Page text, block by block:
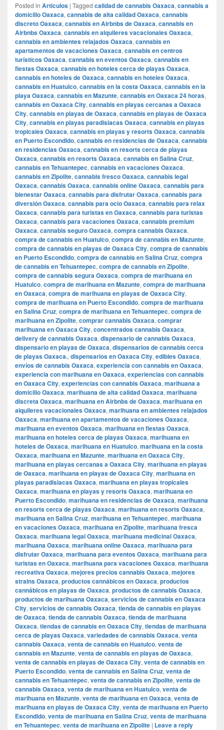
Posted in Articulos | Tagged calidad de cannabis Oaxaca, cannabis a
domicilio Oaxaca, cannabis de alta calidad Oaxaca, cannabis
discreto Oaxaca, cannabis en Airbnbs de Oaxaca, cannabis en
Airbnbs Oaxaca, cannabis en alquileres vacacionales Oaxaca,
cannabis en ambientes relajados Oaxaca, cannabis en
apartamentos de vacaciones Oaxaca, cannabis en centros
turísticos Oaxaca, cannabis en eventos Oaxaca, cannabis en
fiestas Oaxaca, cannabis en hoteles cerca de playas Oaxaca,
cannabis en hoteles de Oaxaca, cannabis en hoteles Oaxaca,
cannabis en Huatulco, cannabis en la costa Oaxaca, cannabis en la
playa Oaxaca, cannabis en Mazunte, cannabis en Oaxaca 24 horas,
cannabis en Oaxaca City, cannabis en playas cercanas a Oaxaca
City, cannabis en playas de Oaxaca, cannabis en playas de Oaxaca
City, cannabis en playas paradisiacas Oaxaca, cannabis en playas
tropicales Oaxaca, cannabis en playas y resorts Oaxaca, cannabis
en Puerto Escondido, cannabis en residencias de Oaxaca, cannabis
en residencias Oaxaca, cannabis en resorts cerca de playas
Oaxaca, cannabis en resorts Oaxaca, cannabis en Salina Cruz,
cannabis en Tehuantepec, cannabis en vacaciones Oaxaca,
cannabis en Zipolite, cannabis fresco Oaxaca, cannabis legal
Oaxaca, cannabis Oaxaca, cannabis online Oaxaca, cannabis para
bienestar Oaxaca, cannabis para disfrutar Oaxaca, cannabis para
diversión Oaxaca, cannabis para ocio Oaxaca, cannabis para relax
Oaxaca, cannabis para turistas en Oaxaca, cannabis para turistas
Oaxaca, cannabis para vacaciones Oaxaca, cannabis premium
Oaxaca, cannabis seguro Oaxaca, compra cannabis Oaxaca,
compra de cannabis en Huatulco, compra de cannabis en Mazunte,
compra de cannabis en playas de Oaxaca City, compra de cannabis
en Puerto Escondido, compra de cannabis en Salina Cruz, compra
de cannabis en Tehuantepec, compra de cannabis en Zipolite,
compra de cannabis segura Oaxaca, compra de marihuana en
Huatulco, compra de marihuana en Mazunte, compra de marihuana
en Oaxaca, compra de marihuana en playas de Oaxaca City,
compra de marihuana en Puerto Escondido, compra de marihuana
en Salina Cruz, compra de marihuana en Tehuantepec, compra de
marihuana en Zipolite, comprar cannabis Oaxaca, comprar
marihuana en Oaxaca City, concentrados cannabis Oaxaca,
delivery de cannabis Oaxaca, dispensario de cannabis Oaxaca,
dispensario en playas de Oaxaca, dispensarios de cannabis cerca
de playas Oaxaca., dispensarios en Oaxaca City, edibles Oaxaca,
envíos de cannabis Oaxaca, experiencia con cannabis en Oaxaca,
experiencia con marihuana en Oaxaca, experiencias con cannabis
en Oaxaca City, experiencias con cannabis Oaxaca, marihuana a
domicilio Oaxaca, marihuana de alta calidad Oaxaca, marihuana
discreta Oaxaca, marihuana en Airbnbs de Oaxaca, marihuana en
alquileres vacacionales Oaxaca, marihuana en ambientes relajados
Oaxaca, marihuana en apartamentos de vacaciones Oaxaca,
marihuana en eventos Oaxaca, marihuana en fiestas Oaxaca,
marihuana en hoteles cerca de playas Oaxaca, marihuana en
hoteles de Oaxaca, marihuana en Huatulco, marihuana en la costa
Oaxaca, marihuana en Mazunte, marihuana en Oaxaca City,
marihuana en playas cercanas a Oaxaca City, marihuana en playas
de Oaxaca, marihuana en playas de Oaxaca City, marihuana en
playas paradisiacas Oaxaca, marihuana en playas tropicales
Oaxaca, marihuana en playas y resorts Oaxaca, marihuana en
Puerto Escondido, marihuana en residencias de Oaxaca, marihuana
en resorts cerca de playas Oaxaca, marihuana en resorts Oaxaca,
marihuana en Salina Cruz, marihuana en Tehuantepec, marihuana
en vacaciones Oaxaca, marihuana en Zipolite, marihuana fresca
Oaxaca, marihuana legal Oaxaca, marihuana medicinal Oaxaca,
marihuana Oaxaca, marihuana online Oaxaca, marihuana para
disfrutar Oaxaca, marihuana para eventos Oaxaca, marihuana para
turistas en Oaxaca, marihuana para vacaciones Oaxaca, marihuana
recreativa Oaxaca, mejores precios cannabis Oaxaca, mejores
strains Oaxaca, productos cannábicos en Oaxaca, productos
cannábicos en playas de Oaxaca, productos de cannabis Oaxaca,
productos de marihuana Oaxaca, servicios de cannabis en Oaxaca
City, servicios de cannabis Oaxaca, tienda de cannabis en playas
de Oaxaca, tienda de cannabis Oaxaca, tienda de marihuana
Oaxaca, tiendas de cannabis en Oaxaca City, tiendas de marihuana
cerca de playas Oaxaca, variedades de cannabis Oaxaca, venta
cannabis Oaxaca, venta de cannabis en Huatulco, venta de
cannabis en Mazunte, venta de cannabis en playas de Oaxaca,
venta de cannabis en playas de Oaxaca City, venta de cannabis en
Puerto Escondido, venta de cannabis en Salina Cruz, venta de
cannabis en Tehuantepec, venta de cannabis en Zipolite, venta de
cannabis Oaxaca, venta de marihuana en Huatulco, venta de
marihuana en Mazunte, venta de marihuana en Oaxaca, venta de
marihuana en playas de Oaxaca City, venta de marihuana en Puerto
Escondido, venta de marihuana en Salina Cruz, venta de marihuana
en Tehuantepec, venta de marihuana en Zipolite | Leave a reply